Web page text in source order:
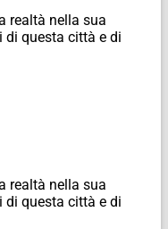
realtà nella sua
di questa città e di
realtà nella sua
di questa città e di